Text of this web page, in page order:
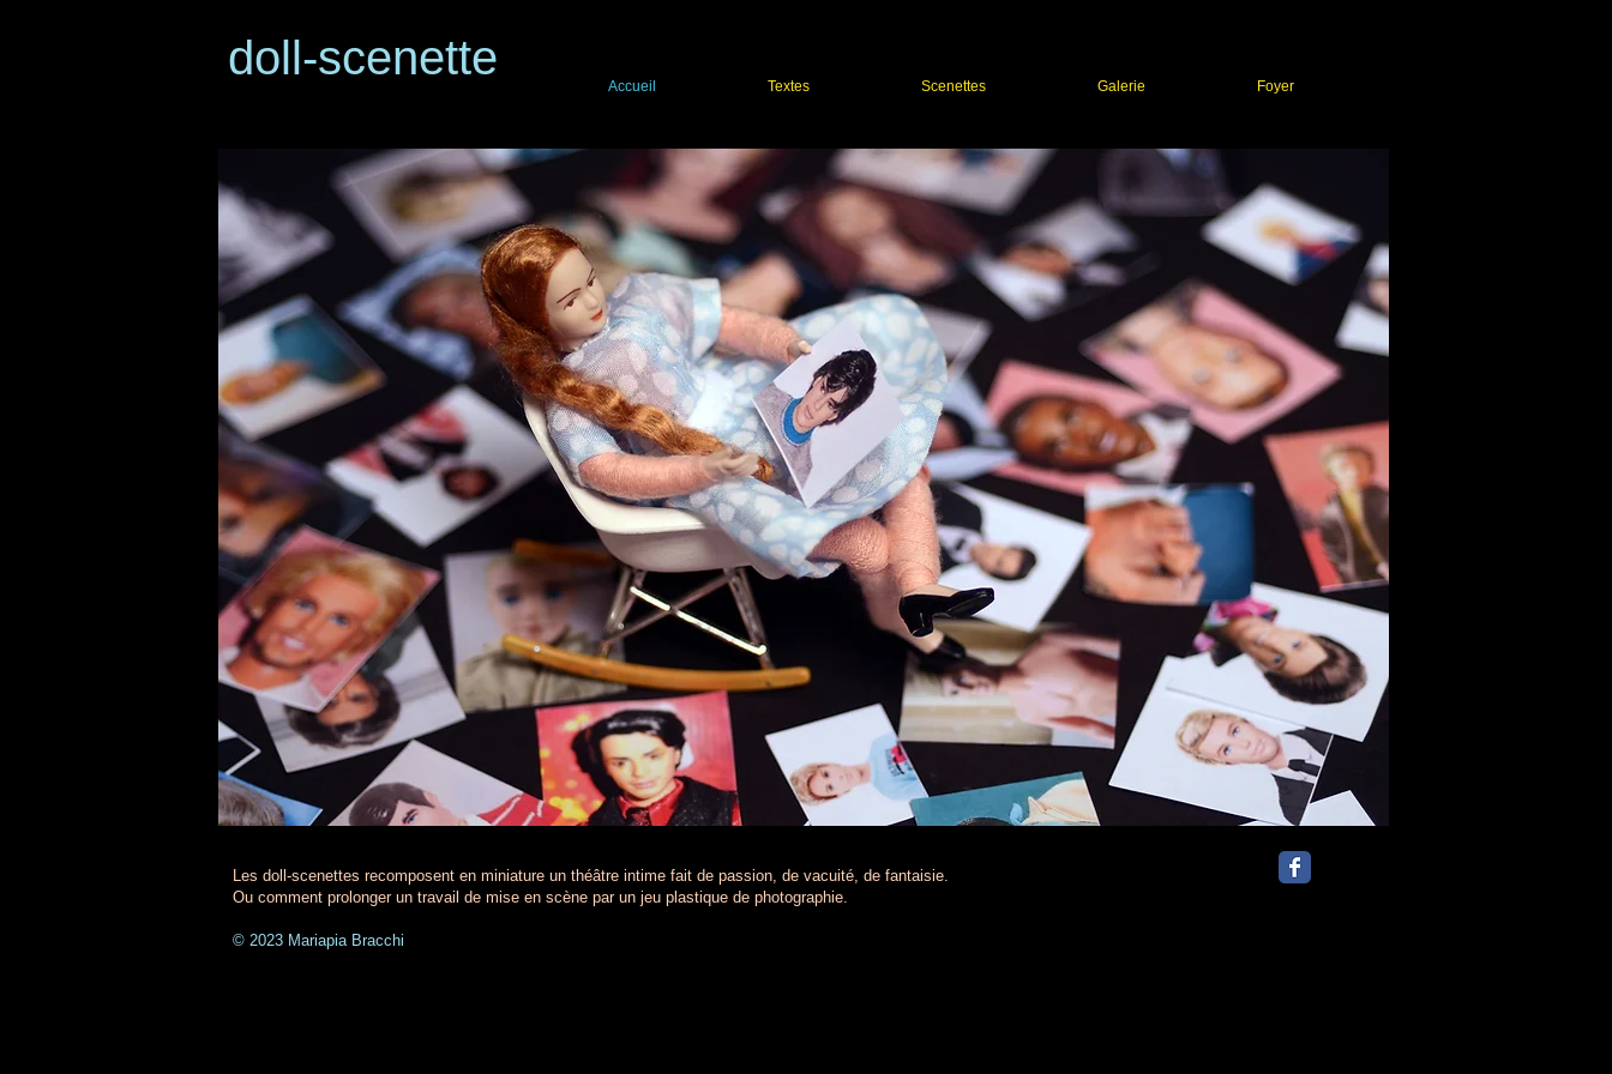
doll-scenette
Accueil Textes Scenettes Galerie Foyer
Les doll-scenettes recomposent en miniature un théâtre intime fait de passion, de vacuité, de fantaisie.
Ou comment prolonger un travail de mise en scène par un jeu plastique de photographie.
© 2023 Mariapia Bracchi